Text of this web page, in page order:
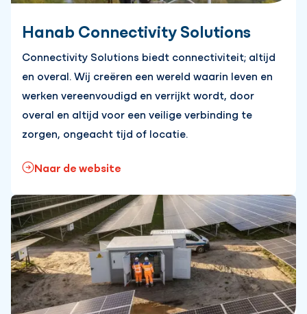
Hanab Connectivity Solutions
Connectivity Solutions biedt connectiviteit; altijd
en overal. Wij creëren een wereld waarin leven en
werken vereenvoudigd en verrijkt wordt, door
overal en altijd voor een veilige verbinding te
zorgen, ongeacht tijd of locatie.
Naar de website